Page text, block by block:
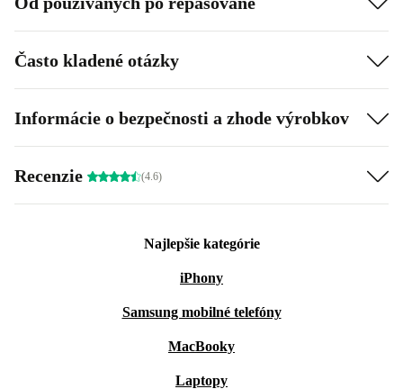
Často kladené otázky
Informácie o bezpečnosti a zhode výrobkov
Recenzie (4.6)
Najlepšie kategórie
iPhony
Samsung mobilné telefóny
MacBooky
Laptopy